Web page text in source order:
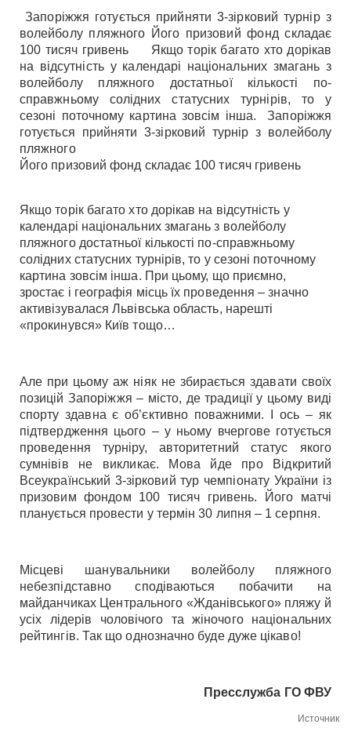
Запоріжжя готується прийняти 3-зірковий турнір з
волейболу пляжного Його призовий фонд складає
100 тисяч гривень Якщо торік багато хто дорікав
на відсутність у календарі національних змагань з
волейболу пляжного достатньої кількості по-
справжньому солідних статусних турнірів, то у
сезоні поточному картина зовсім інша. Запоріжжя
готується прийняти 3-зірковий турнір з волейболу
пляжного
Його призовий фонд складає 100 тисяч гривень
Якщо торік багато хто дорікав на відсутність у
календарі національних змагань з волейболу
пляжного достатньої кількості по-справжньому
солідних статусних турнірів, то у сезоні поточному
картина зовсім інша. При цьому, що приємно,
зростає і географія місць їх проведення – значно
активізувалася Львівська область, нарешті
«прокинувся» Київ тощо…
Але при цьому аж ніяк не збирається здавати своїх
позицій Запоріжжя – місто, де традиції у цьому виді
спорту здавна є об’єктивно поважними. І ось – як
підтвердження цього – у ньому вчергове готується
проведення турніру, авторитетний статус якого
сумнівів не викликає. Мова йде про Відкритий
Всеукраїнський 3-зірковий тур чемпіонату України із
призовим фондом 100 тисяч гривень. Його матчі
планується провести у термін 30 липня – 1 серпня.
Місцеві шанувальники волейболу пляжного
небезпідставно сподіваються побачити на
майданчиках Центрального «Жданівського» пляжу й
усіх лідерів чоловічого та жіночого національних
рейтингів. Так що однозначно буде дуже цікаво!
Пресслужба ГО ФВУ
Источник